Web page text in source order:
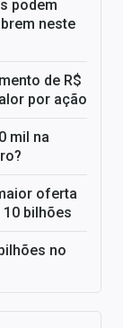
podem
neste
de R$
por ação
mil na
oferta
bilhões
no